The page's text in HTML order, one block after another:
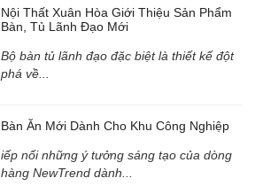
Nội Thất Xuân Hòa Giới Thiệu Sản Phẩm
Bàn, Tủ Lãnh Đạo Mới
Bộ bàn tủ lãnh đạo đặc biệt là thiết kế đột
phá về...
Bàn Ăn Mới Dành Cho Khu Công Nghiệp
iếp nối những ý tưởng sáng tạo của dòng
hàng NewTrend dành...